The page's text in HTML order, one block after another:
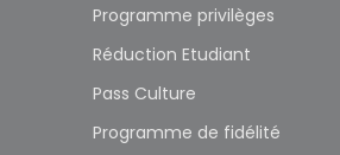
Programme privilèges
Réduction Etudiant
Pass Culture
Programme de fidélité